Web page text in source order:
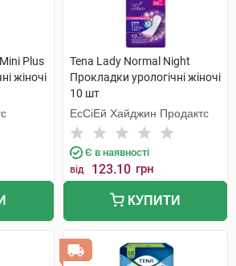
Plus
жіночі
Tena Lady Normal Night
Прокладки урологічні жіночі
10 шт
ЕсСіЕй Хайджин Продактс
Є в наявності
від 123.10 грн
КУПИТИ